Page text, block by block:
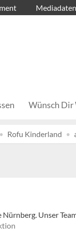
Mediadaten
Wünsch Dir
Rofu Kinderland
Nürnberg. Unser